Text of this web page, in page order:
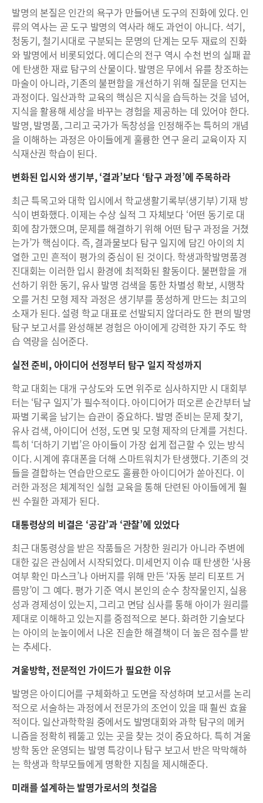
발명의 본질은 인간의 욕구가 만들어낸 도구의 진화에 있다. 인
류의 역사는 곧 도구 발명의 역사라 해도 과언이 아니다. 석기,
청동기, 철기시대로 구분되는 문명의 단계는 모두 재료의 진화
와 발명에서 비롯되었다. 에디슨의 전구 역시 수천 번의 실패 끝
에 탄생한 재료 탐구의 산물이다. 발명은 무에서 유를 창조하는
마술이 아니라, 기존의 불편함을 개선하기 위해 질문을 던지는
과정이다. 일산과학 교육의 핵심은 지식을 습득하는 것을 넘어,
지식을 활용해 세상을 바꾸는 경험을 제공하는 데 있어야 한다.
발명, 발명품, 그리고 국가가 독창성을 인정해주는 특허의 개념
을 이해하는 과정은 아이들에게 훌륭한 연구 윤리 교육이자 지
식재산권 학습이 된다.
변화된 입시와 생기부, ‘결과’보다 ‘탐구 과정’에 주목하라
최근 특목고와 대학 입시에서 학교생활기록부(생기부) 기재 방
식이 변화했다. 이제는 수상 실적 그 자체보다 ‘어떤 동기로 대
회에 참가했으며, 문제를 해결하기 위해 어떤 탐구 과정을 거쳤
는가’가 핵심이다. 즉, 결과물보다 탐구 일지에 담긴 아이의 치
열한 고민 흔적이 평가의 중심이 된 것이다. 학생과학발명품경
진대회는 이러한 입시 환경에 최적화된 활동이다. 불편함을 개
선하기 위한 동기, 유사 발명 검색을 통한 차별성 확보, 시행착
오를 거친 모형 제작 과정은 생기부를 풍성하게 만드는 최고의
소재가 된다. 설령 학교 대표로 선발되지 않더라도 한 편의 발명
탐구 보고서를 완성해본 경험은 아이에게 강력한 자기 주도 학
습 역량을 심어준다.
실전 준비, 아이디어 선정부터 탐구 일지 작성까지
학교 대회는 대개 구상도와 도면 위주로 심사하지만 시 대회부
터는 ‘탐구 일지’가 필수적이다. 아이디어가 떠오른 순간부터 날
짜별 기록을 남기는 습관이 중요하다. 발명 준비는 문제 찾기,
유사 검색, 아이디어 선정, 도면 및 모형 제작의 단계를 거친다.
특히 ‘더하기 기법’은 아이들이 가장 쉽게 접근할 수 있는 방식
이다. 시계에 휴대폰을 더해 스마트워치가 탄생했다. 기존의 것
들을 결합하는 연습만으로도 훌륭한 아이디어가 쏟아진다. 이
러한 과정은 체계적인 실험 교육을 통해 단련된 아이들에게 훨
씬 수월한 과제가 된다.
대통령상의 비결은 ‘공감’과 ‘관찰’에 있었다
최근 대통령상을 받은 작품들은 거창한 원리가 아니라 주변에
대한 깊은 관심에서 시작되었다. 미세먼지 이슈 때 탄생한 ‘사용
여부 확인 마스크’나 아버지를 위해 만든 ‘자동 분리 티포트 거
름망’이 그 예다. 평가 기준 역시 본인의 순수 창작물인지, 실용
성과 경제성이 있는지, 그리고 면담 심사를 통해 아이가 원리를
제대로 이해하고 있는지를 중점적으로 본다. 화려한 기술보다
는 아이의 눈높이에서 나온 진솔한 해결책이 더 높은 점수를 받
는 추세다.
겨울방학, 전문적인 가이드가 필요한 이유
발명은 아이디어를 구체화하고 도면을 작성하며 보고서를 논리
적으로 서술하는 과정에서 전문가의 조언이 있을 때 훨씬 효율
적이다. 일산과학학원 중에서도 발명대회와 과학 탐구의 메커
니즘을 정확히 꿰뚫고 있는 곳을 찾는 것이 중요하다. 특히 겨울
방학 동안 운영되는 발명 특강이나 탐구 보고서 반은 막막해하
는 학생과 학부모들에게 명확한 지침을 제시해준다.
미래를 설계하는 발명가로서의 첫걸음